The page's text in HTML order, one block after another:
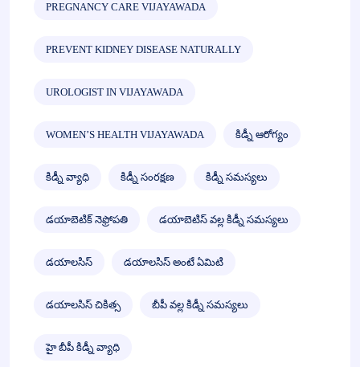
PREGNANCY CARE VIJAYAWADA
PREVENT KIDNEY DISEASE NATURALLY
UROLOGIST IN VIJAYAWADA
WOMEN’S HEALTH VIJAYAWADA కిడ్నీ ఆరోగ్యం
కిడ్నీ వ్యాధి కిడ్నీ సంరక్షణ కిడ్నీ సమస్యలు
డయాబెటిక్ నెఫ్రోపతి డయాబెటిస్ వల్ల కిడ్నీ సమస్యలు
డయాలసిస్ డయాలసిస్ అంటే ఏమిటి
డయాలసిస్ చికిత్స బీపీ వల్ల కిడ్నీ సమస్యలు
హై బీపీ కిడ్నీ వ్యాధి